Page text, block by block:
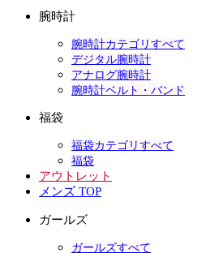
腕時計
腕時計カテゴリすべて
デジタル腕時計
アナログ腕時計
腕時計ベルト・バンド
福袋
福袋カテゴリすべて
福袋
アウトレット
メンズ TOP
ガールズ
ガールズすべて